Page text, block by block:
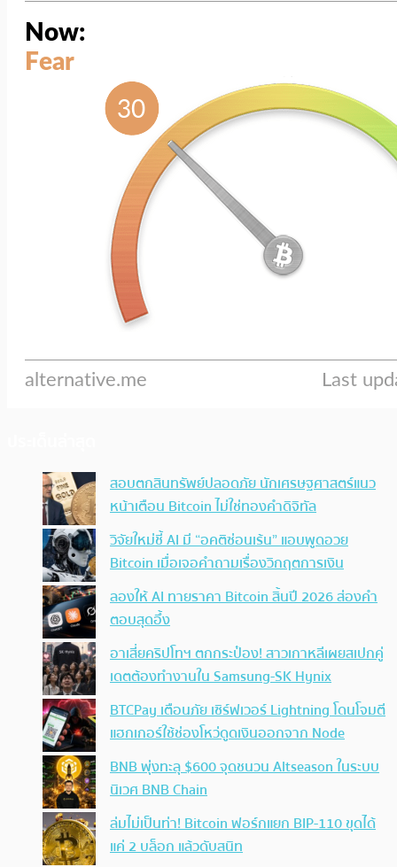
สอบตกสินทรัพย์ปลอดภัย นักเศรษฐศาสตร์แนว
หน้าเตือน Bitcoin ไม่ใช่ทองคำดิจิทัล
วิจัยใหม่ชี้ AI มี “อคติซ่อนเร้น” แอบพูดอวย
Bitcoin เมื่อเจอคำถามเรื่องวิกฤตการเงิน
ลองให้ AI ทายราคา Bitcoin สิ้นปี 2026 ส่องคำ
ตอบสุดอึ้ง
อาเสี่ยคริปโทฯ ตกกระป๋อง! สาวเกาหลีเผยสเปกคู่
เดตต้องทำงานใน Samsung-SK Hynix
BTCPay เตือนภัย เซิร์ฟเวอร์ Lightning โดนโจมตี
แฮกเกอร์ใช้ช่องโหว่ดูดเงินออกจาก Node
BNB พุ่งทะลุ $600 จุดชนวน Altseason ในระบบ
นิเวศ BNB Chain
ล่มไม่เป็นท่า! Bitcoin ฟอร์กแยก BIP-110 ขุดได้
แค่ 2 บล็อก แล้วดับสนิท